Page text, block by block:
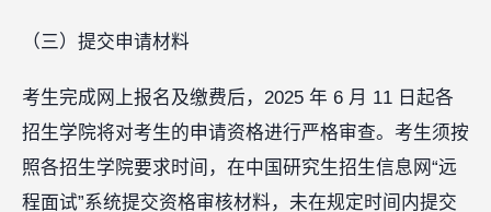
（三）提交申请材料
考生完成网上报名及缴费后，2025 年 6 月 11 日起各
招生学院将对考生的申请资格进行严格审查。考生须按
照各招生学院要求时间，在中国研究生招生信息网“远
程面试”系统提交资格审核材料，未在规定时间内提交